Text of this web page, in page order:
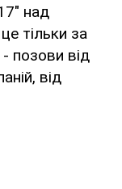
над
тільки за
позови від
від